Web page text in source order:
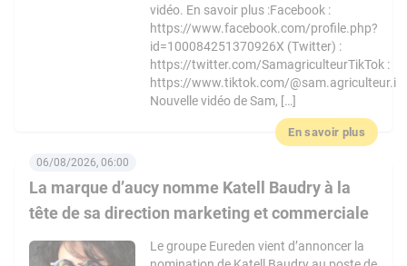
vidéo. En savoir plus :Facebook :
https://www.facebook.com/profile.php?
id=100084251370926X (Twitter) :
https://twitter.com/SamagriculteurTikTok :
https://www.tiktok.com/@sam.agriculteur.i
Nouvelle vidéo de Sam, […]
En savoir plus
La marque d’aucy nomme Katell Baudry à la
tête de sa direction marketing et commerciale
06/08/2026, 06:00
Le groupe Eureden vient d’annoncer la